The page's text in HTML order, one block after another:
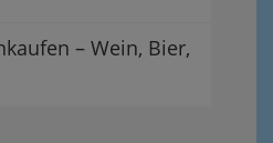
– Wein, Bier,